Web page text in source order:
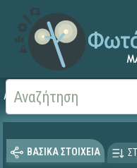
Αρχική
ΒΑΣΙΚΑ ΣΤΟΙΧΕΙΑ